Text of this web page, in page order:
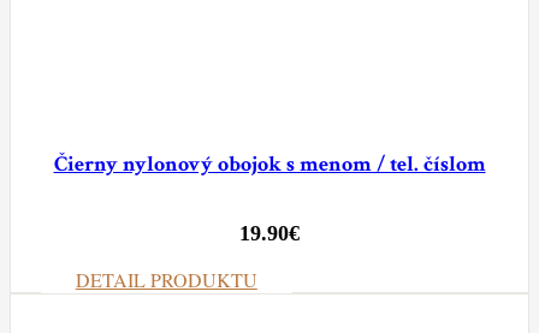
Čierny nylonový obojok s menom / tel. číslom
19.90€
DETAIL PRODUKTU